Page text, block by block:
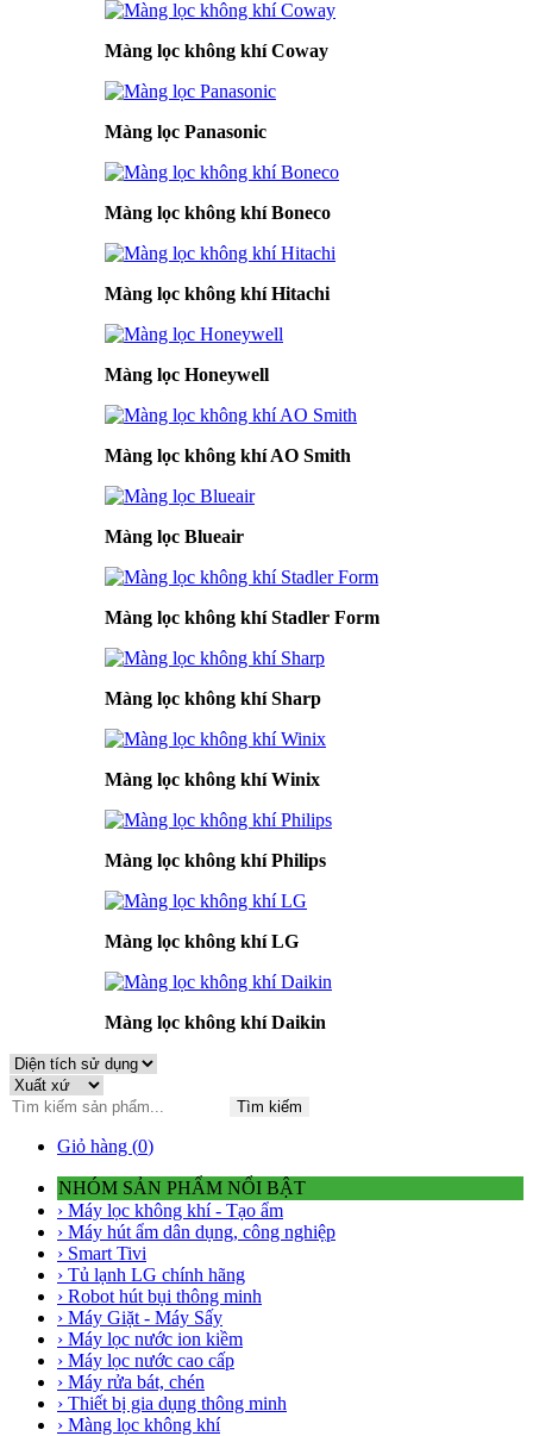
Màng lọc không khí Coway
Màng lọc Panasonic
Màng lọc không khí Boneco
Màng lọc không khí Hitachi
Màng lọc Honeywell
Màng lọc không khí AO Smith
Màng lọc Blueair
Màng lọc không khí Stadler Form
Màng lọc không khí Sharp
Màng lọc không khí Winix
Màng lọc không khí Philips
Màng lọc không khí LG
Màng lọc không khí Daikin
Tìm kiếm
Giỏ hàng (0)
NHÓM SẢN PHẨM NỔI BẬT
› Máy lọc không khí - Tạo ẩm
› Máy hút ẩm dân dụng, công nghiệp
› Smart Tivi
› Tủ lạnh LG chính hãng
› Robot hút bụi thông minh
› Máy Giặt - Máy Sấy
› Máy lọc nước ion kiềm
› Máy lọc nước cao cấp
› Máy rửa bát, chén
› Thiết bị gia dụng thông minh
› Màng lọc không khí